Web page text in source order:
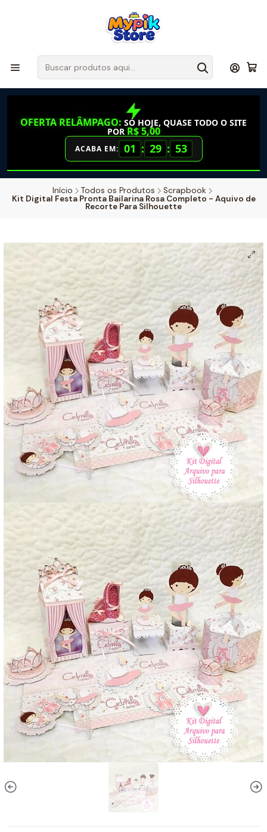
OFERTA RELÂMPAGO: SÓ HOJE, QUASE TODO O SITE
POR R$ 5,00
ACABA EM: 01 : 29 : 52
Início Todos os Produtos
Scrapbook
Kit Digital Festa Pronta Bailarina Rosa Completo - Aquivo de
Recorte Para Silhouette